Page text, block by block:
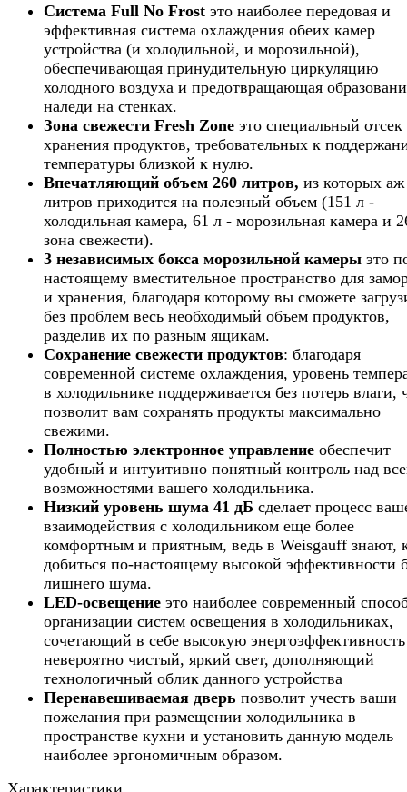
Система Full No Frost это наиболее передовая и
эффективная система охлаждения обеих камер
устройства (и холодильной, и морозильной),
обеспечивающая принудительную циркуляцию
холодного воздуха и предотвращающая
наледи на стенках.
Зона свежести Fresh Zone это специальный отсек
хранения продуктов, требовательных к
температуры близкой к нулю.
Впечатляющий объем 260 литров, из которых
литров приходится на полезный объем (151 л -
холодильная камера, 61 л - морозильная камера и
зона свежести).
3 независимых бокса морозильной камеры это
настоящему вместительное пространство для
и хранения, благодаря которому вы сможете
без проблем весь необходимый объем продуктов,
разделив их по разным ящикам.
Сохранение свежести продуктов: благодаря
современной системе охлаждения, уровень
в холодильнике поддерживается без потерь влаги,
позволит вам сохранять продукты максимально
свежими.
Полностью электронное управление обеспечит
удобный и интуитивно понятный контроль над
возможностями вашего холодильника.
Низкий уровень шума 41 дБ сделает процесс
взаимодействия с холодильником еще более
комфортным и приятным, ведь в Weisgauff знают,
добиться по-настоящему высокой эффективности
лишнего шума.
LED-освещение это наиболее современный
организации систем освещения в холодильниках,
сочетающий в себе высокую
невероятно чистый, яркий свет, дополняющий
технологичный облик данного устройства
Перенавешиваемая дверь позволит учесть ваши
пожелания при размещении холодильника в
пространстве кухни и установить данную модель
наиболее эргономичным образом.
Характеристики